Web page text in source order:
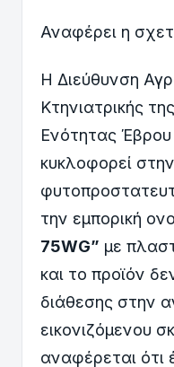
Αναφέρει η
H Διεύθυνση
Κτηνιατρικής
Ενότητας Έβρου
κυκλοφορεί
την εμπορική
75WG” με
και το προϊόν
διάθεσης στην
εικονιζόμενου
αναφέρεται ότι